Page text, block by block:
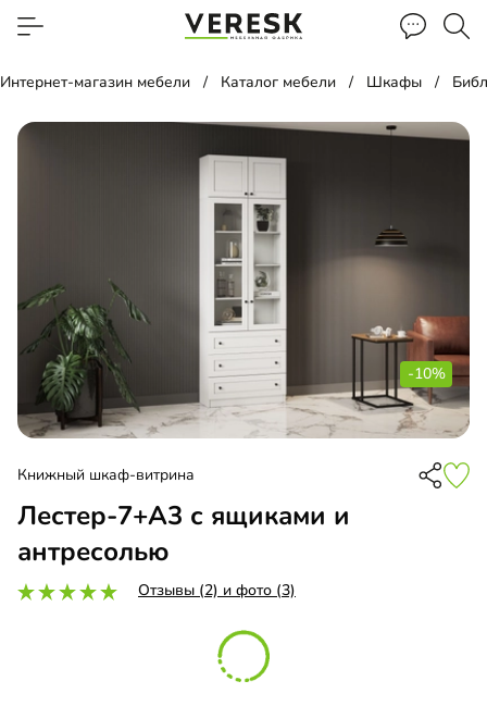
Интернет-магазин мебели Каталог мебели Шкафы
-10%
Книжный шкаф-витрина
Лестер-7+А3 с ящиками и
антресолью
Отзывы (2) и фото (3)